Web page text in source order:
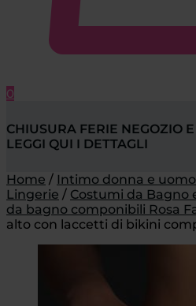
0
CHIUSURA FERIE NEGOZIO
LEGGI QUI I DETTAGLI
Home / Intimo donna e
Lingerie / Costumi da Bagno
da bagno componibili Rosa
alto con laccetti di bikini